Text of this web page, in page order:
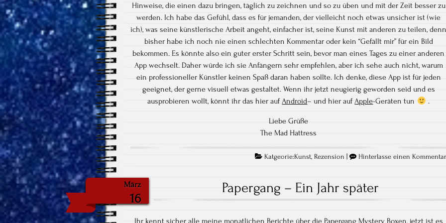
Hinweise, die einen dazu bringen, täglich zu zeichnen und so zu üben und mit der Zeit besser zu
werden. Ich habe das Gefühl, dass es für jemanden, der vielleicht noch etwas unsicher ist (wie
ich), was seine künstlerische Arbeit angeht, einfacher ist, seine Kunst mit anderen zu teilen,
bisher habe ich noch nie einen schlechten Kommentar oder kein “Gefällt mir” für ein Bild
bekommen. Es könnte also ein guter erster Schritt sein, bevor man eines Tages zu einer anderen
App wechselt. Daher würde ich sie Anfängern sehr empfehlen, aber ich sehe auch nicht, warum
ein professioneller Künstler keinen Spaß daran haben sollte. Ich denke, diese App ist für jeden
geeignet, der gerne visuell etwas gestaltet. Wenn ihr jetzt neugierig geworden seid und es
ausprobieren wollt, könnt ihr das hier aufAndroid– und hier aufApple-Geräten tun .
Liebe Grüße
The Mad Hattress
Katgeorie:Kunst, Rezension | Hinterlasse einen
März
16
Papergang – Ein Jahr später
Ihr kennt sicher alle meine monatlichen Berichte über die Papergang Mystery Boxen, jetzt ist es